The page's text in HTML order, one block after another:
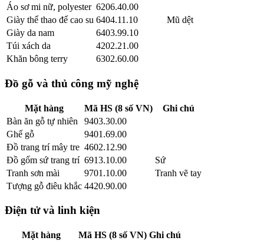
Áo sơ mi nữ, polyester 6206.40.00
Giày thể thao đế cao su 6404.11.10
Mũ dệt
Giày da nam
6403.99.10
Túi xách da
4202.21.00
Khăn bông terry
6302.60.00
Đồ gỗ và thủ công mỹ nghệ
Mặt hàng Mã HS (8 số VN)
Ghi chú
Bàn ăn gỗ tự nhiên
9403.30.00
Ghế gỗ
9401.69.00
Đồ trang trí mây tre 4602.12.90
Đồ gốm sứ trang trí 6913.10.00
Sứ
Tranh sơn mài
9701.10.00
Tranh vẽ tay
Tượng gỗ điêu khắc 4420.90.00
Điện tử và linh kiện
Mặt hàng Mã HS (8 số VN) Ghi chú